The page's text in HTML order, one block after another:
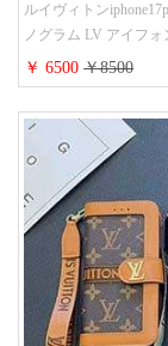
ルイヴィトン
ノグラム LV アイフォ
ンド iPhone 15/14/13
￥ 6500￥8500